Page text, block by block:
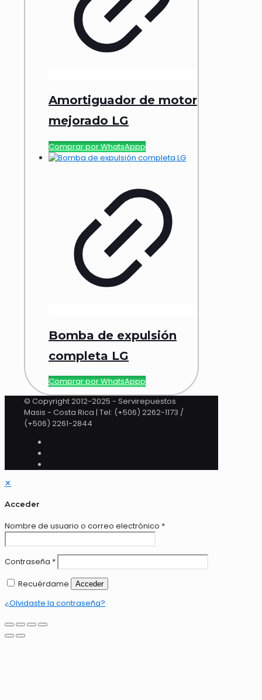
Amortiguador de motor
mejorado LG
Comprar por WhatsAppp
Bomba de expulsión
completa LG
Comprar por WhatsAppp
© Copyright 2012-2025 - Servirepuestos
Masis - Costa Rica | Tel: (+506) 2262-1173 /
(+506) 2261-2844
✕
Acceder
Nombre de usuario o correo electrónico *
Contraseña *
Recuérdame
Acceder
¿Olvidaste la contraseña?